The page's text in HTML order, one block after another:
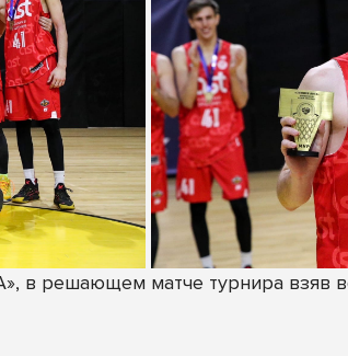
в решающем матче турнира взяв